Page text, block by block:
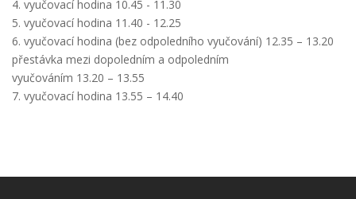
4. vyučovací hodina 10.45 - 11.30
5. vyučovací hodina 11.40 - 12.25
6. vyučovací hodina (bez odpoledního vyučování) 12.35 – 13.20
přestávka mezi dopoledním a odpoledním
vyučováním 13.20 – 13.55
7. vyučovací hodina 13.55 – 14.40